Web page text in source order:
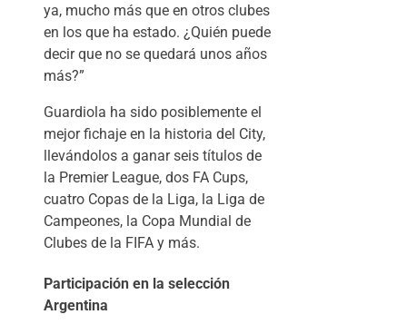
ya, mucho más que en otros clubes
en los que ha estado. ¿Quién puede
decir que no se quedará unos años
más?”
Guardiola ha sido posiblemente el
mejor fichaje en la historia del City,
llevándolos a ganar seis títulos de
la Premier League, dos FA Cups,
cuatro Copas de la Liga, la Liga de
Campeones, la Copa Mundial de
Clubes de la FIFA y más.
Participación en la selección
Argentina